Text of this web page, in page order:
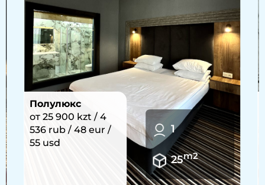
Делюкс
улучшенный
от 29 900 kzt / 5
236 rub / 55 eur /
2
30m2